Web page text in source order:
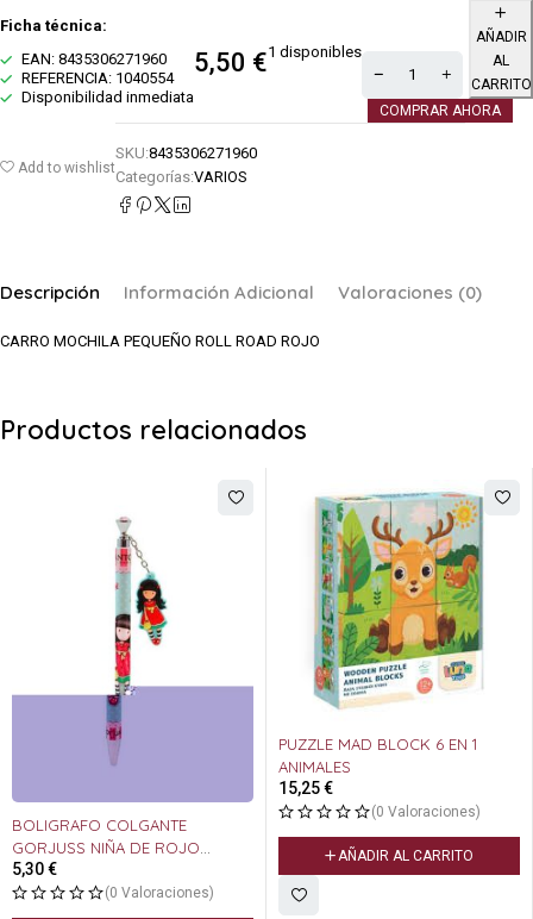
Ficha técnica:
EAN: 8435306271960
REFERENCIA: 1040554
Disponibilidad inmediata
5,50 €1 disponibles
AÑADIR
AL
CARRITO
COMPRAR AHORA
Add to wishlist
SKU:8435306271960
Categorías:VARIOS
Descripción Información Adicional Valoraciones (0)
CARRO MOCHILA PEQUEÑO ROLL ROAD ROJO
Productos relacionados
BOLIGRAFO COLGANTE
GORJUSS NIÑA DE ROJO
809GJ01
5,30€
(0 Valoraciones)
PUZZLE MAD BLOCK 6 EN 1
ANIMALES
15,25€
(0 Valoraciones)
AÑADIR AL CARRITO